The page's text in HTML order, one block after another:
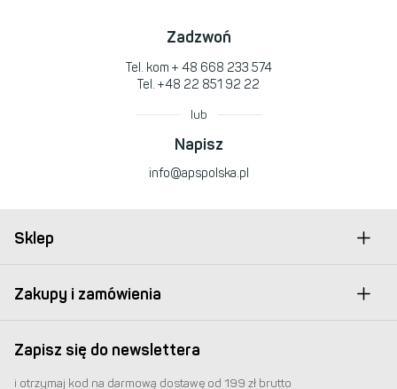
Zadzwoń
Tel. kom + 48 668 233 574
Tel. +48 22 851 92 22
lub
Napisz
info@apspolska.pl
Sklep
Zakupy i zamówienia
Zapisz się do newslettera
i otrzymaj kod na darmową dostawę od 199 zł brutto